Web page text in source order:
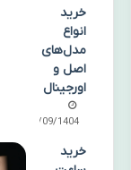
خرید
انواع
مدل‌های
اصل و
اورجینال
28/09/1404
خرید